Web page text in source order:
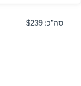
סה"כ: $239